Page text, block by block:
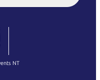
繁體中文
NT